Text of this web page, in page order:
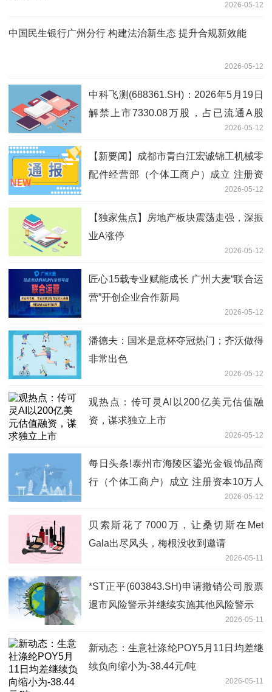
2026-05-12
中国民生银行广州分行 构建法治新生态 提升合规新效能
2026-05-12
中科飞测(688361.SH)：2026年5月19日
解禁上市7330.08万股，占已流通A股
2026-05-12
【新要闻】成都市青白江宏诚锦工机械零
配件经营部（个体工商户）成立 注册资
2026-05-12
【独家焦点】房地产板块震荡走强，深振
业A涨停
2026-05-12
匠心15载专业赋能成长 广州大麦“联合运
营”开创企业合作新局
2026-05-12
潘德夫：国米是意杯夺冠热门；齐沃做得
非常出色
2026-05-12
观热点：传可灵AI以200亿美元估值融
资，谋求独立上市
2026-05-12
每日头条!泰州市海陵区鎏光金银饰品商
行（个体工商户）成立 注册资本10万人
2026-05-12
贝索斯花了7000万，让桑切斯在Met
Gala出尽风头，梅根没收到邀请
2026-05-11
*ST正平(603843.SH)申请撤销公司股票
退市风险警示并继续实施其他风险警示
2026-05-11
新动态：生意社涤纶POY5月11日均差继
续负向缩小为-38.44元/吨
2026-05-11